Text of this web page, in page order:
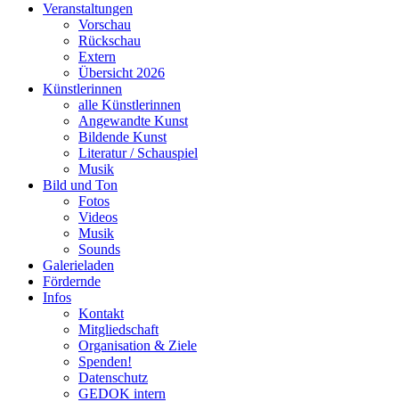
Veranstaltungen
Vorschau
Rückschau
Extern
Übersicht 2026
Künstlerinnen
alle Künstlerinnen
Angewandte Kunst
Bildende Kunst
Literatur / Schauspiel
Musik
Bild und Ton
Fotos
Videos
Musik
Sounds
Galerieladen
Fördernde
Infos
Kontakt
Mitgliedschaft
Organisation & Ziele
Spenden!
Datenschutz
GEDOK intern